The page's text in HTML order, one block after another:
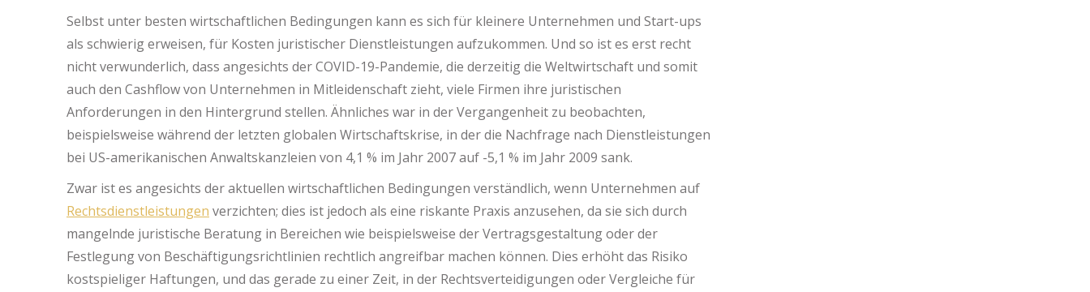
Selbst unter besten wirtschaftlichen Bedingungen kann es sich für kleinere Unternehmen und Start-ups
als schwierig erweisen, für Kosten juristischer Dienstleistungen aufzukommen. Und so ist es erst recht
nicht verwunderlich, dass angesichts der COVID-19-Pandemie, die derzeitig die Weltwirtschaft und somit
auch den Cashflow von Unternehmen in Mitleidenschaft zieht, viele Firmen ihre juristischen
Anforderungen in den Hintergrund stellen. Ähnliches war in der Vergangenheit zu beobachten,
beispielsweise während der letzten globalen Wirtschaftskrise, in der die Nachfrage nach Dienstleistungen
bei US-amerikanischen Anwaltskanzleien von 4,1 % im Jahr 2007 auf -5,1 % im Jahr 2009 sank.
Zwar ist es angesichts der aktuellen wirtschaftlichen Bedingungen verständlich, wenn Unternehmen auf
Rechtsdienstleistungen verzichten; dies ist jedoch als eine riskante Praxis anzusehen, da sie sich durch
mangelnde juristische Beratung in Bereichen wie beispielsweise der Vertragsgestaltung oder der
Festlegung von Beschäftigungsrichtlinien rechtlich angreifbar machen können. Dies erhöht das Risiko
kostspieliger Haftungen, und das gerade zu einer Zeit, in der Rechtsverteidigungen oder Vergleiche für